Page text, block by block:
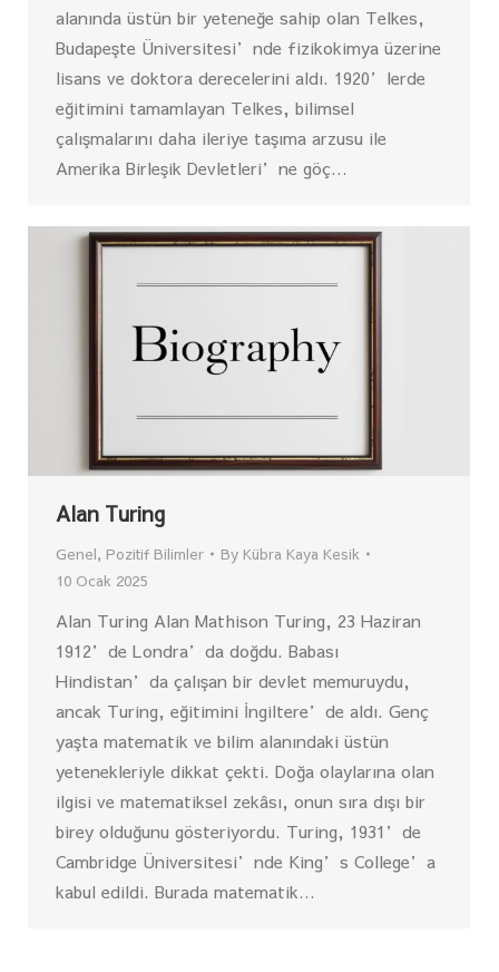
alanında üstün bir yeteneğe sahip olan Telkes,
Budapeşte Üniversitesi’nde fizikokimya üzerine
lisans ve doktora derecelerini aldı. 1920’lerde
eğitimini tamamlayan Telkes, bilimsel
çalışmalarını daha ileriye taşıma arzusu ile
Amerika Birleşik Devletleri’ne göç…
Alan Turing
Genel, Pozitif Bilimler By Kübra Kaya Kesik
10 Ocak 2025
Alan Turing Alan Mathison Turing, 23 Haziran
1912’de Londra’da doğdu. Babası
Hindistan’da çalışan bir devlet memuruydu,
ancak Turing, eğitimini İngiltere’de aldı. Genç
yaşta matematik ve bilim alanındaki üstün
yetenekleriyle dikkat çekti. Doğa olaylarına olan
ilgisi ve matematiksel zekâsı, onun sıra dışı bir
birey olduğunu gösteriyordu. Turing, 1931’de
Cambridge Üniversitesi’nde King’s College’a
kabul edildi. Burada matematik…